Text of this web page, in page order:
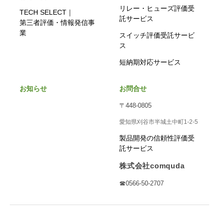
TECH SELECT｜
第三者評価・情報発信事
業
リレー・ヒューズ評価受
託サービス
スイッチ評価受託サービ
ス
短納期対応サービス
お知らせ お問合せ
〒448-0805
愛知県刈谷市半城土中町1-2-5
製品開発の信頼性評価受
託サービス
株式会社comquda
☎0566-50-2707